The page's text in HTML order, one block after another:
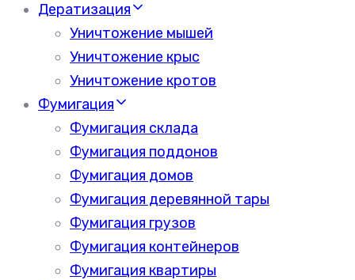
Дератизация
Уничтожение мышей
Уничтожение крыс
Уничтожение кротов
Фумигация
Фумигация склада
Фумигация поддонов
Фумигация домов
Фумигация деревянной тары
Фумигация грузов
Фумигация контейнеров
Фумигация квартиры